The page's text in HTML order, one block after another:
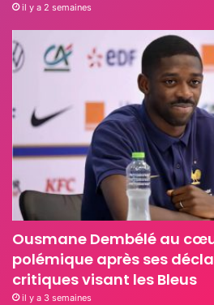
il y a 2 semaines
Ousmane Dembélé au
polémique après ses
critiques visant les Bleus
il y a 3 semaines